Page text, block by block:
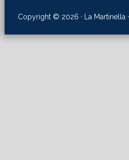
Copyright © 2026 · La Martinella ·